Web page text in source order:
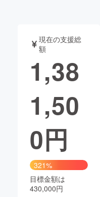
書籍・雑誌
チャレンジ
CAMPFIRE Creation
ya コミュニティ
現在の支援総
額
1,38
1,50
0円
321%
目標金額は
430,000円